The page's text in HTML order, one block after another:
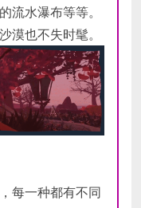
流水瀑布等等。
漠也不失时髦。
每一种都有不同